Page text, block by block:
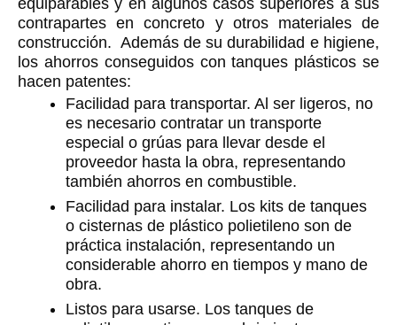
equiparables y en algunos casos superiores a sus
contrapartes en concreto y otros materiales de
construcción. Además de su durabilidad e higiene,
los ahorros conseguidos con tanques plásticos se
hacen patentes:
Facilidad para transportar. Al ser ligeros, no
es necesario contratar un transporte
especial o grúas para llevar desde el
proveedor hasta la obra, representando
también ahorros en combustible.
Facilidad para instalar. Los kits de tanques
o cisternas de plástico polietileno son de
práctica instalación, representando un
considerable ahorro en tiempos y mano de
obra.
Listos para usarse. Los tanques de